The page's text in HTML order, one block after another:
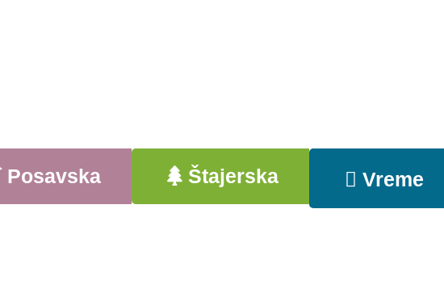
Posavska Štajerska Vreme